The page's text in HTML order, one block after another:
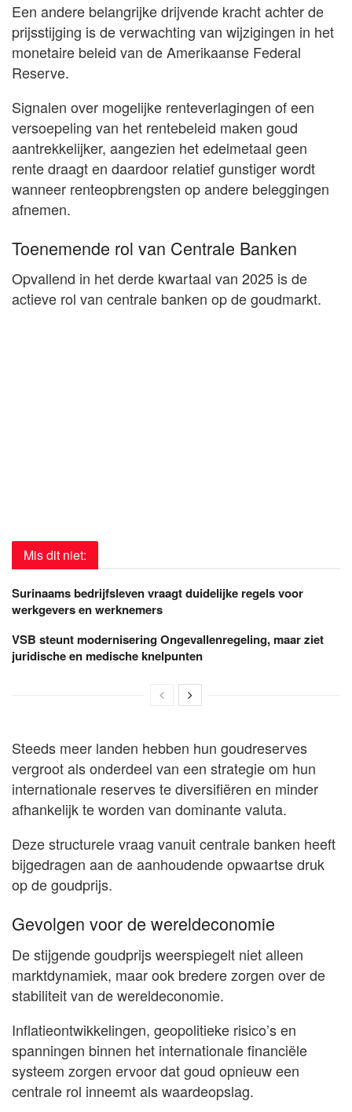
Een andere belangrijke drijvende kracht achter de
prijsstijging is de verwachting van wijzigingen in het
monetaire beleid van de Amerikaanse Federal
Reserve.
Signalen over mogelijke renteverlagingen of een
versoepeling van het rentebeleid maken goud
aantrekkelijker, aangezien het edelmetaal geen
rente draagt en daardoor relatief gunstiger wordt
wanneer renteopbrengsten op andere beleggingen
afnemen.
Toenemende rol van Centrale Banken
Opvallend in het derde kwartaal van 2025 is de
actieve rol van centrale banken op de goudmarkt.
Mis dit niet:
Surinaams bedrijfsleven vraagt duidelijke regels voor
werkgevers en werknemers
VSB steunt modernisering Ongevallenregeling, maar ziet
juridische en medische knelpunten
Steeds meer landen hebben hun goudreserves
vergroot als onderdeel van een strategie om hun
internationale reserves te diversifiëren en minder
afhankelijk te worden van dominante valuta.
Deze structurele vraag vanuit centrale banken heeft
bijgedragen aan de aanhoudende opwaartse druk
op de goudprijs.
Gevolgen voor de wereldeconomie
De stijgende goudprijs weerspiegelt niet alleen
marktdynamiek, maar ook bredere zorgen over de
stabiliteit van de wereldeconomie.
Inflatieontwikkelingen, geopolitieke risico’s en
spanningen binnen het internationale financiële
systeem zorgen ervoor dat goud opnieuw een
centrale rol inneemt als waardeopslag.